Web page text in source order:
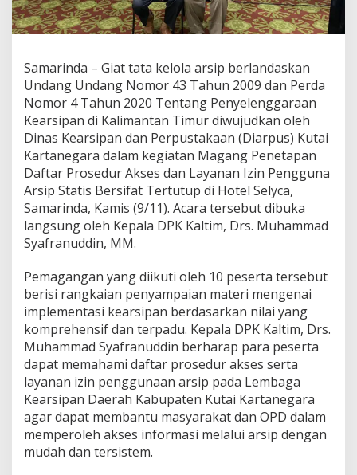
Samarinda – Giat tata kelola arsip berlandaskan
Undang Undang Nomor 43 Tahun 2009 dan Perda
Nomor 4 Tahun 2020 Tentang Penyelenggaraan
Kearsipan di Kalimantan Timur diwujudkan oleh
Dinas Kearsipan dan Perpustakaan (Diarpus) Kutai
Kartanegara dalam kegiatan Magang Penetapan
Daftar Prosedur Akses dan Layanan Izin Pengguna
Arsip Statis Bersifat Tertutup di Hotel Selyca,
Samarinda, Kamis (9/11). Acara tersebut dibuka
langsung oleh Kepala DPK Kaltim, Drs. Muhammad
Syafranuddin, MM.
Pemagangan yang diikuti oleh 10 peserta tersebut
berisi rangkaian penyampaian materi mengenai
implementasi kearsipan berdasarkan nilai yang
komprehensif dan terpadu. Kepala DPK Kaltim, Drs.
Muhammad Syafranuddin berharap para peserta
dapat memahami daftar prosedur akses serta
layanan izin penggunaan arsip pada Lembaga
Kearsipan Daerah Kabupaten Kutai Kartanegara
agar dapat membantu masyarakat dan OPD dalam
memperoleh akses informasi melalui arsip dengan
mudah dan tersistem.